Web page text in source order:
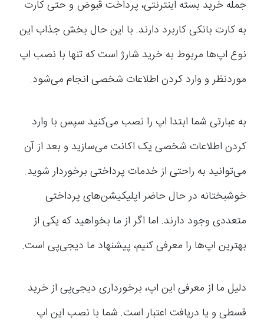
جمله خرید بسته اینترنتی، پرداخت قبوض و حتی کارت
به کارت بانکی کاربرد دارند. با این حال بخش جذاب این
نوع اپ‌ها مربوط به خرید شارژ است که تنها با نصب اپ
موردنظر و وارد کردن اطلاعات شخصی انجام می‌شود.
به عبارتی شما ابتدا اپ را نصب می‌کنید سپس با وارد
کردن اطلاعات شخصی یک اکانت می‌سازید و بعد از آن
می‌توانید به راحتی از خدمات پرداختی برخوردار شوید.
خوشبختانه در حال حاضر اپلیکیشن‌های پرداختی
متعددی وجود دارند. اما اگر از ما بخواهید که یکی از
بهترین اپ‌ها را معرفی کنیم، پیشنهاد ما دیجی‌پی است.
دلیل ما از معرفی این اپ، برخورداری دیجی‌پی از خرید
قسطی و یا دریافت اعتبار است. شما با نصب این اپ